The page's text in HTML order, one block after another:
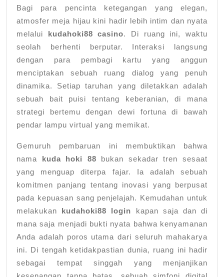
Bagi para pencinta ketegangan yang elegan,
atmosfer meja hijau kini hadir lebih intim dan nyata
melalui kudahoki88 casino. Di ruang ini, waktu
seolah berhenti berputar. Interaksi langsung
dengan para pembagi kartu yang anggun
menciptakan sebuah ruang dialog yang penuh
dinamika. Setiap taruhan yang diletakkan adalah
sebuah bait puisi tentang keberanian, di mana
strategi bertemu dengan dewi fortuna di bawah
pendar lampu virtual yang memikat.
Gemuruh pembaruan ini membuktikan bahwa
nama kuda hoki 88 bukan sekadar tren sesaat
yang menguap diterpa fajar. Ia adalah sebuah
komitmen panjang tentang inovasi yang berpusat
pada kepuasan sang penjelajah. Kemudahan untuk
melakukan kudahoki88 login kapan saja dan di
mana saja menjadi bukti nyata bahwa kenyamanan
Anda adalah poros utama dari seluruh mahakarya
ini. Di tengah ketidakpastian dunia, ruang ini hadir
sebagai tempat singgah yang menjanjikan